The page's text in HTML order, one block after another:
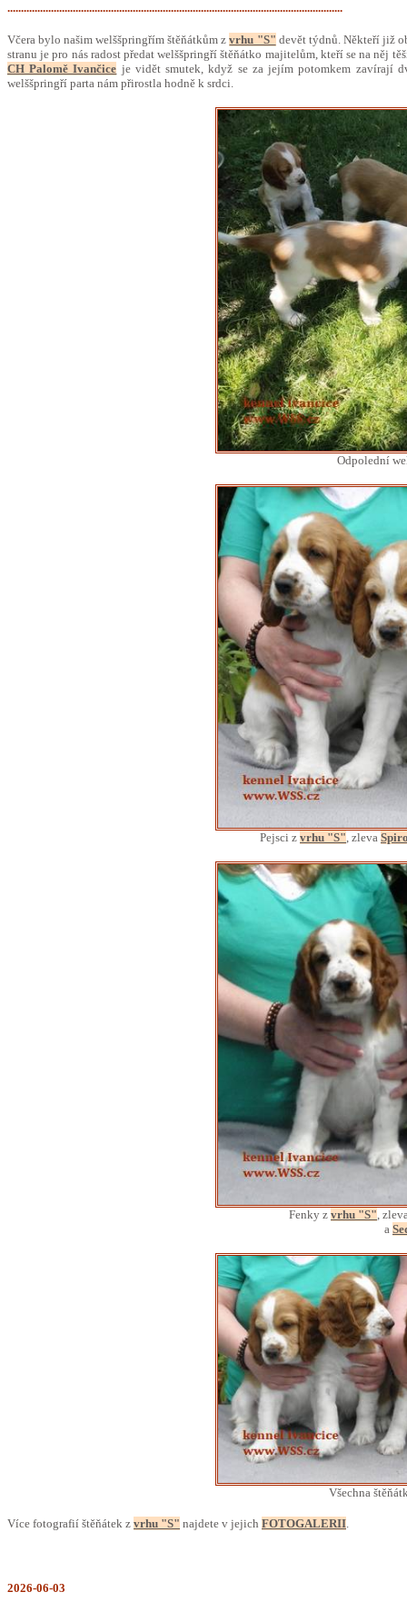
...........................................................................................................................
Včera bylo našim welššpringřím štěňátkům zvrhu "S" devět týdnů. Někteří již
stranu je pro nás radost předat welššpringří štěňátko majitelům, kteří se na něj
CH Palomě Ivančice je vidět smutek, když se za jejím potomkem zavírají
welššpringří parta nám přirostla hodně k srdci.
Odpolední
Pejsci z vrhu "S", zleva
Fenky z vrhu "S",
a
Všechna
Více fotografií štěňátek z vrhu "S" najdete v jejich FOTOGALERII.
2026-06-03